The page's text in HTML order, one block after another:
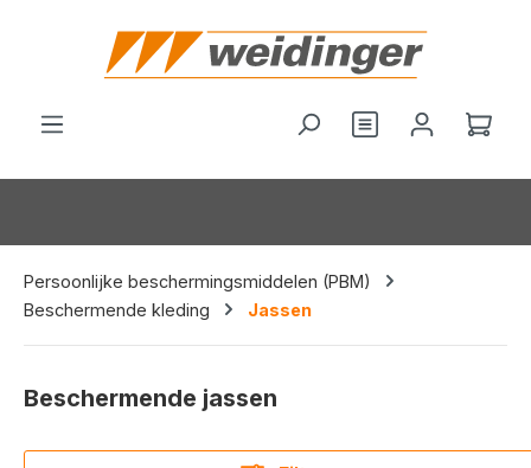
Je hebt 0 items
Persoonlijke beschermingsmiddelen (PBM)
Beschermende kleding
Jassen
Beschermende jassen